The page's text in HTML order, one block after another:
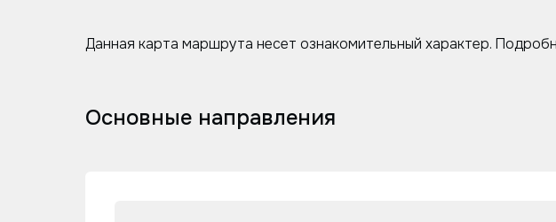
Данная карта маршрута несет ознакомительный характер.
Основные направления